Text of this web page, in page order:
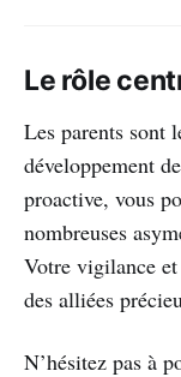
Le rôle
Les parents sont
développement
proactive, vous
nombreuses
Votre vigilance
des alliées
N’hésitez pas à